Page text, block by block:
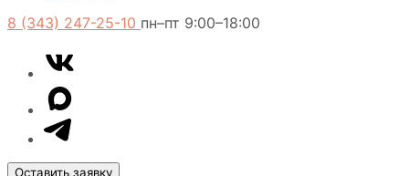
8 (343) 247-25-10 пн–пт 9:00–18:00
VK
Telegram
MAX
Оставить заявку